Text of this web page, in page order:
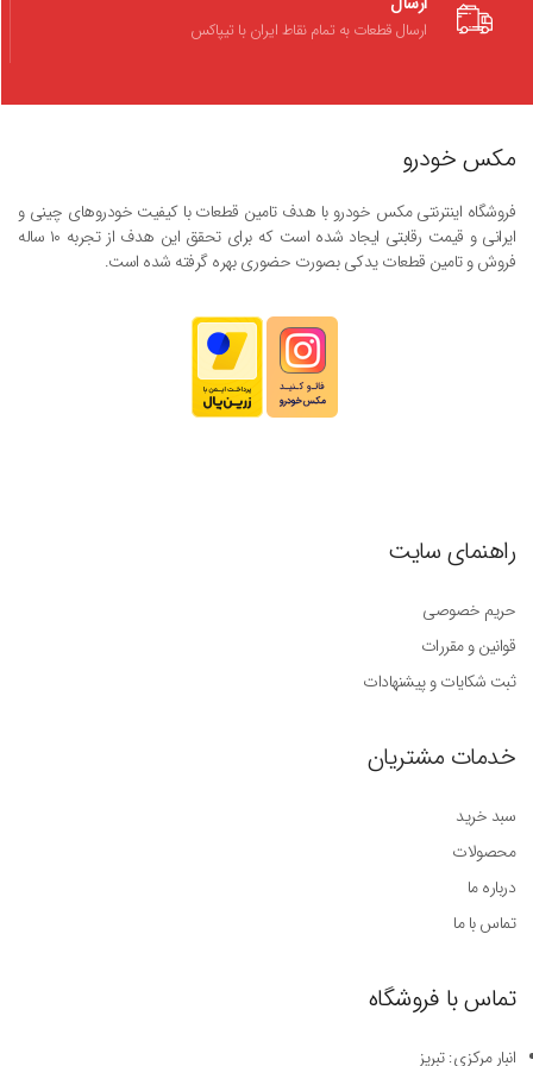
ارسال قطعات به تمام نقاط ایران با تیپاکس
مکس خودرو
فروشگاه اینترنتی مکس خودرو با هدف تامین قطعات با کیفیت خودروهای چینی و
ایرانی و قیمت رقابتی ایجاد شده است که برای تحقق این هدف از تجربه ۱۰ ساله
فروش و تامین قطعات یدکی بصورت حضوری بهره گرفته شده است.
راهنمای سایت
حریم خصوصی
قوانین و مقررات
ثبت شکایات و پیشنهادات
خدمات مشتریان
سبد خرید
محصولات
درباره ما
تماس با ما
تماس با فروشگاه
انبار مرکزی: تبریز